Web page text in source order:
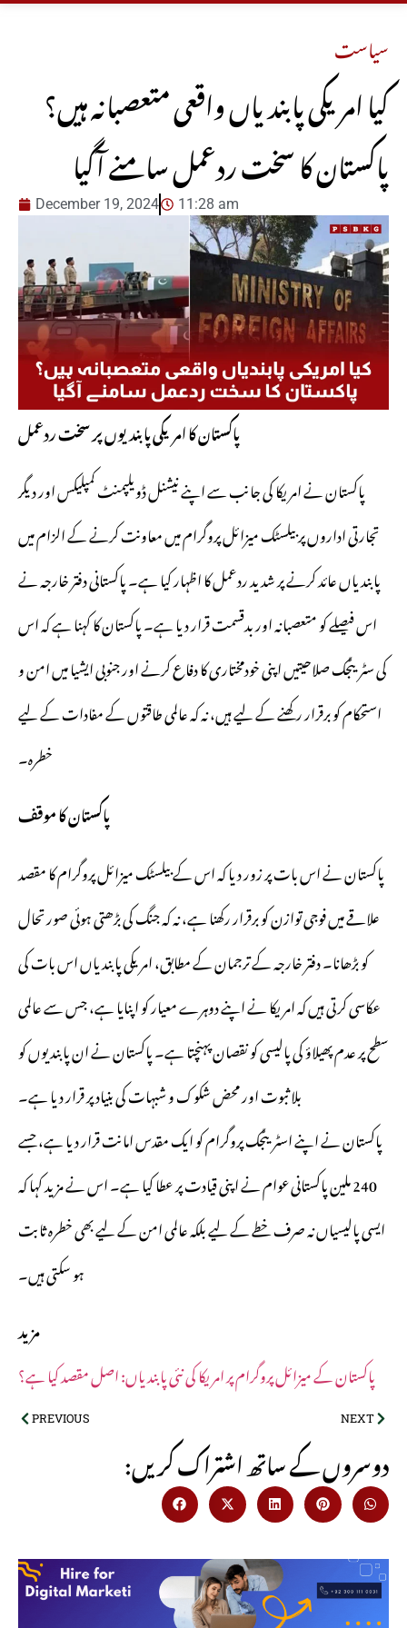
سیاست
کیا امریکی پابندیاں واقعی متعصبانہ ہیں؟
پاکستان کا سخت ردعمل سامنے آگیا
December 19, 2024 11:28 am
پاکستان کا امریکی پابندیوں پر سخت ردعمل
پاکستان نے امریکا کی جانب سے اپنے نیشنل ڈویلپمنٹ کمپلیکس اور دیگر
تجارتی اداروں پر بیلسٹک میزائل پروگرام میں معاونت کرنے کے الزام میں
پابندیاں عائد کرنے پر شدید ردعمل کا اظہار کیا ہے۔ پاکستانی دفتر خارجہ نے
اس فیصلے کو متعصبانہ اور بدقسمت قرار دیا ہے۔ پاکستان کا کہنا ہے کہ اس
کی سٹریٹجک صلاحیتیں اپنی خودمختاری کا دفاع کرنے اور جنوبی ایشیا میں امن و
استحکام کو برقرار رکھنے کے لیے ہیں، نہ کہ عالمی طاقتوں کے مفادات کے لیے
خطرہ۔
پاکستان کا موقف
پاکستان نے اس بات پر زور دیا کہ اس کے بیلسٹک میزائل پروگرام کا مقصد
علاقے میں فوجی توازن کو برقرار رکھنا ہے، نہ کہ جنگ کی بڑھتی ہوئی صورتحال
کو بڑھانا۔ دفتر خارجہ کے ترجمان کے مطابق، امریکی پابندیاں اس بات کی
عکاسی کرتی ہیں کہ امریکا نے اپنے دوہرے معیار کو اپنایا ہے، جس سے عالمی
سطح پر عدم پھیلاؤ کی پالیسی کو نقصان پہنچتا ہے۔ پاکستان نے ان پابندیوں کو
بلا ثبوت اور محض شکوک و شبہات کی بنیاد پر قرار دیا ہے۔
پاکستان نے اپنے اسٹریٹجک پروگرام کو ایک مقدس امانت قرار دیا ہے، جسے
240 ملین پاکستانی عوام نے اپنی قیادت پر عطا کیا ہے۔ اس نے مزید کہا کہ
ایسی پالیسیاں نہ صرف خطے کے لیے بلکہ عالمی امن کے لیے بھی خطرہ ثابت
ہو سکتی ہیں۔
مزید
پاکستان کے میزائل پروگرام پر امریکا کی نئی پابندیاں: اصل مقصد کیا ہے؟
PREVIOUS NEXT
:دوسروں کے ساتھ اشتراک کریں